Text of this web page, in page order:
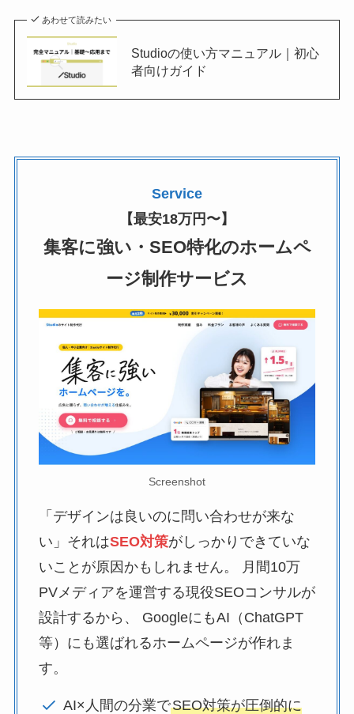
あわせて読みたい
Studioの使い方マニュアル｜初心
者向けガイド
Service
【最安18万円〜】
集客に強い・SEO特化のホームペ
ージ制作サービス
Screenshot
「デザインは良いのに問い合わせが来な
い」それはSEO対策がしっかりできていな
いことが原因かもしれません。 月間10万
PVメディアを運営する現役SEOコンサルが
設計するから、 GoogleにもAI（ChatGPT
等）にも選ばれるホームページが作れま
す。
AI×人間の分業でSEO対策が圧倒的に